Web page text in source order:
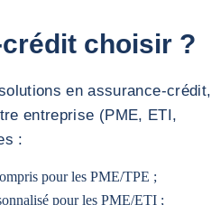
choisir ?
en assurance-crédit,
entreprise (PME, ETI,
:
pour les PME/TPE ;
pour les PME/ETI ;